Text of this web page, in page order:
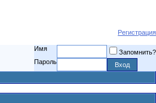
Регистрация
Имя
Запомнить?
Пароль